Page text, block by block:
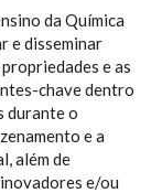
da Química
e disseminar
e as
chave dentro
durante o
e a
além de
e/ou